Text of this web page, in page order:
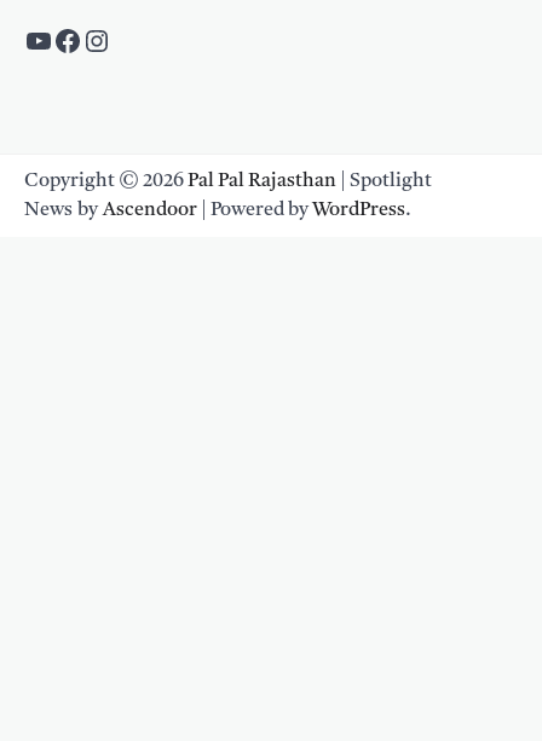
https://www.youtube.com/c/
https://www.facebook.com/
Instagram
Copyright © 2026Pal Pal Rajasthan | Spotlight
News byAscendoor | Powered byWordPress.